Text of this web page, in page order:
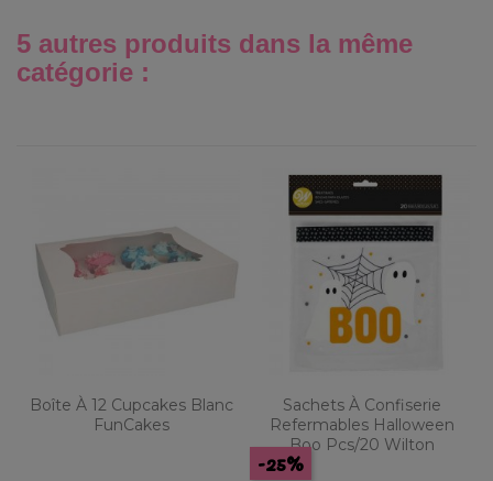
5 autres produits dans la même
catégorie :
Boîte À 12 Cupcakes Blanc
FunCakes
Sachets À Confiserie
Refermables Halloween
Boo Pcs/20 Wilton
-25%